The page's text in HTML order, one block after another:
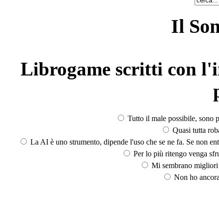
Il
Librogame scritti con
Tutto il male possibile, sono
Quasi tutta
La AI è uno strumento, dipende l'uso che se ne fa. Se non
Per lo più ritengo venga
Mi sembrano
Non ho